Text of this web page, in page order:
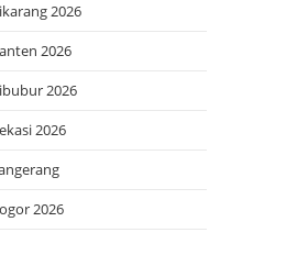
2026
2026
2026
2026
2026